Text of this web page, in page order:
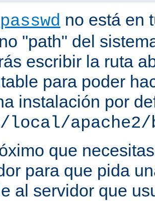
no está en
"path" del
escribir la ruta
para poder
instalación por
apache2/
que
para que pida
al servidor que